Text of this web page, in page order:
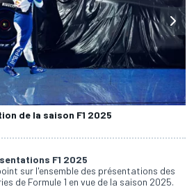
de la saison F1 2025
F1 2025
sur l'ensemble des présentations des
de Formule 1 en vue de la saison 2025.